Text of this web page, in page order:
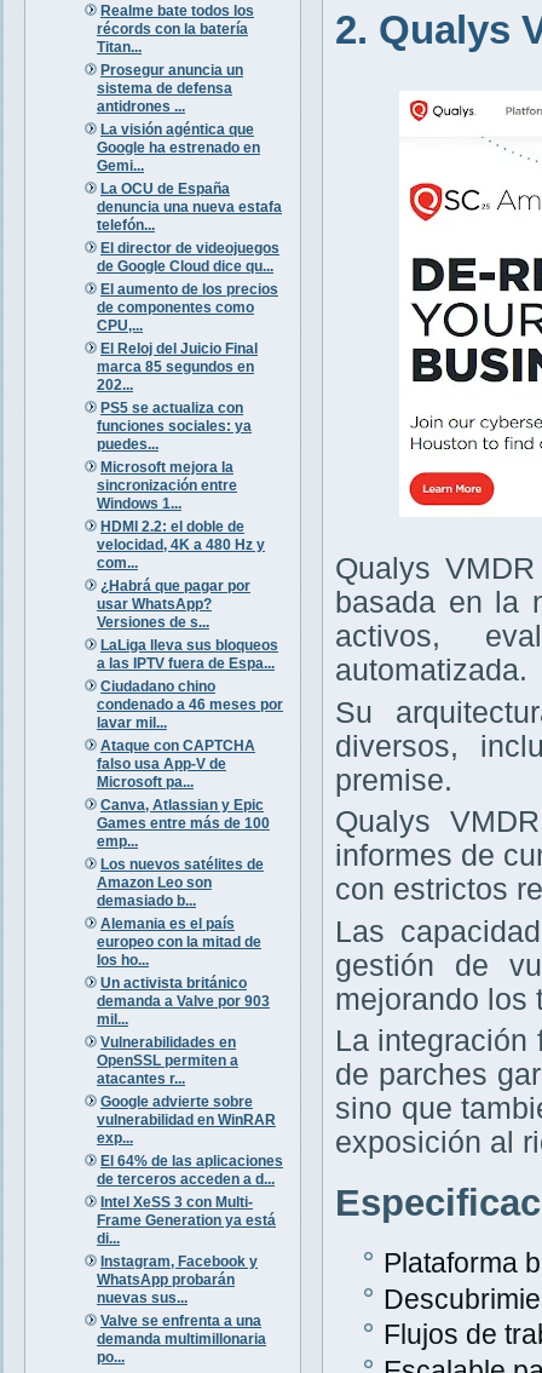
Realme bate todos los
récords con la batería
Titan...
Prosegur anuncia un
sistema de defensa
antidrones ...
La visión agéntica que
Google ha estrenado en
Gemi...
La OCU de España
denuncia una nueva estafa
telefón...
El director de videojuegos
de Google Cloud dice qu...
El aumento de los precios
de componentes como
CPU,...
El Reloj del Juicio Final
marca 85 segundos en
202...
PS5 se actualiza con
funciones sociales: ya
puedes...
Microsoft mejora la
sincronización entre
Windows 1...
HDMI 2.2: el doble de
velocidad, 4K a 480 Hz y
com...
¿Habrá que pagar por
usar WhatsApp?
Versiones de s...
LaLiga lleva sus bloqueos
a las IPTV fuera de Espa...
Ciudadano chino
condenado a 46 meses por
lavar mil...
Ataque con CAPTCHA
falso usa App-V de
Microsoft pa...
Canva, Atlassian y Epic
Games entre más de 100
emp...
Los nuevos satélites de
Amazon Leo son
demasiado b...
Alemania es el país
europeo con la mitad de
los ho...
Un activista británico
demanda a Valve por 903
mil...
Vulnerabilidades en
OpenSSL permiten a
atacantes r...
Google advierte sobre
vulnerabilidad en WinRAR
exp...
El 64% de las aplicaciones
de terceros acceden a d...
Intel XeSS 3 con Multi-
Frame Generation ya está
di...
Instagram, Facebook y
WhatsApp probarán
nuevas sus...
Valve se enfrenta a una
demanda multimillonaria
po...
2. Qualys
Qualys
basada en la
activos,
automatizada.
Su
diversos,
premise.
Qualys
informes de
con estrictos
Las
gestión de
mejorando los
La integración
de parches
sino que
exposición al
Plataforma
Flujos de